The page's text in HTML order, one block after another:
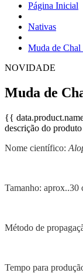
Página Inicial
Nativas
Muda de Chal
NOVIDADE
Muda de
{{
descrição do produto
Nome científico:
Tamanho: aprox..30
Método de
Tempo para